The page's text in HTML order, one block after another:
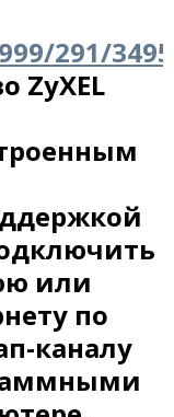
291/3495
ZyXEL
или
по
каналу